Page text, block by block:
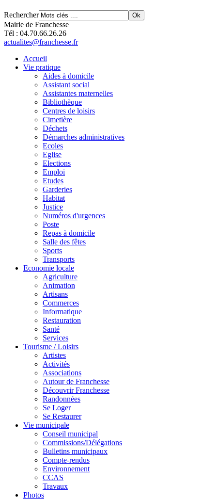
Rechercher
Mairie de Franchesse
Tél : 04.70.66.26.26
actualites@franchesse.fr
Accueil
Vie pratique
Aides à domicile
Assistant social
Assistantes maternelles
Bibliothèque
Centres de loisirs
Cimetière
Déchets
Démarches administratives
Ecoles
Eglise
Elections
Emploi
Etudes
Garderies
Habitat
Justice
Numéros d'urgences
Poste
Repas à domicile
Salle des fêtes
Sports
Transports
Economie locale
Agriculture
Animation
Artisans
Commerces
Informatique
Restauration
Santé
Services
Tourisme / Loisirs
Artistes
Activités
Associations
Autour de Franchesse
Découvrir Franchesse
Randonnées
Se Loger
Se Restaurer
Vie municipale
Conseil municipal
Commissions/Délégations
Bulletins municipaux
Compte-rendus
Environnement
CCAS
Travaux
Photos